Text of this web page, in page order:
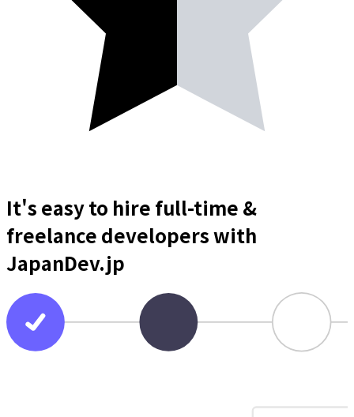
It's easy to hire full-time &
freelance developerswith
JapanDev.jp